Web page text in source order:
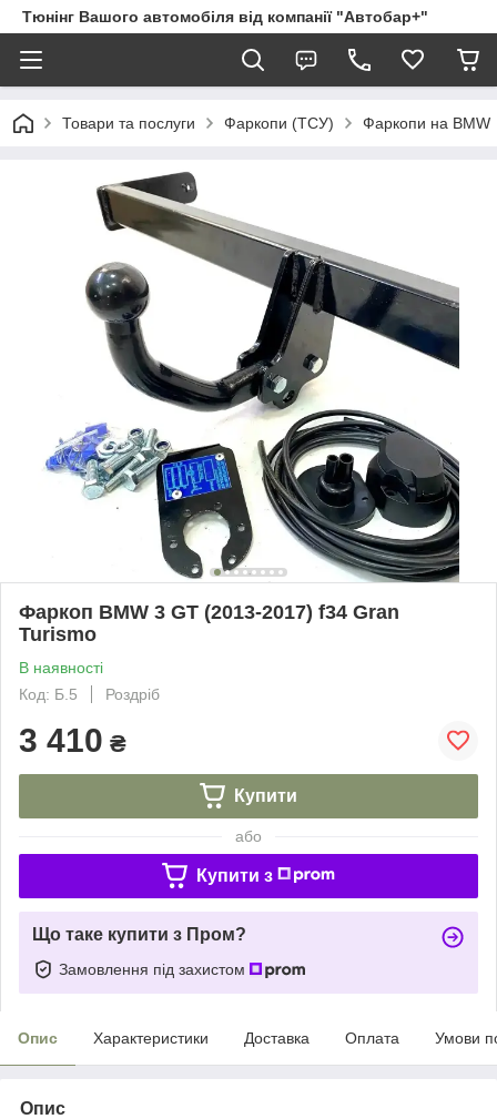
Тюнінг Вашого автомобіля від компанії "Автобар+"
Товари та послуги Фаркопи (ТСУ) Фаркопи на BMW
Фаркоп BMW 3 GT (2013-2017) f34 Gran
Turismo
В наявності
Код: Б.5
Роздріб
3 410 ₴
Купити
або
Купити з
Що таке купити з Пром?
Замовлення під захистом
Опис Характеристики Доставка Оплата Умови
Опис